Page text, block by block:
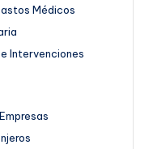
Médicos
Intervenciones